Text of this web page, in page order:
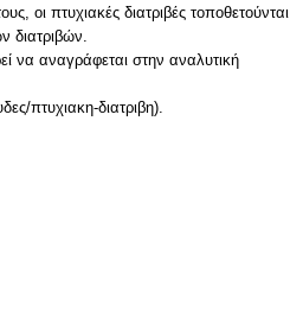
οι πτυχιακές διατριβές τοποθετούνται
διατριβών.
να αναγράφεται στην αναλυτική